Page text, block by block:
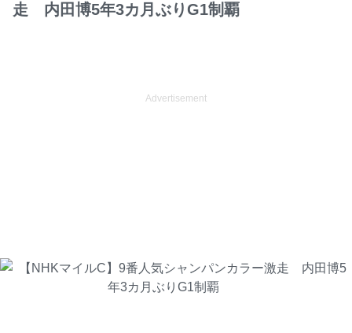
走 内田博5年3カ月ぶりG1制覇
Advertisement